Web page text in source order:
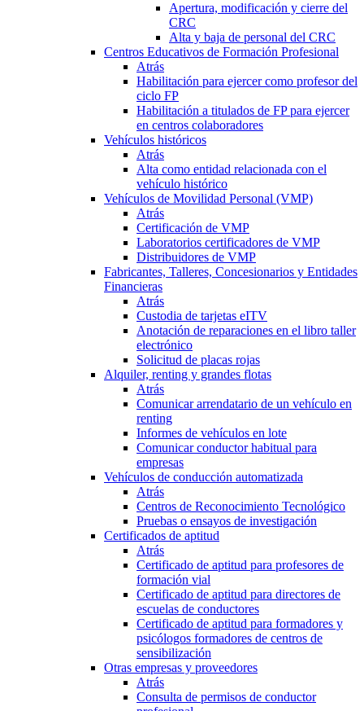
Apertura, modificación y cierre del
CRC
Alta y baja de personal del CRC
Centros Educativos de Formación Profesional
Atrás
Habilitación para ejercer como profesor del
ciclo FP
Habilitación a titulados de FP para ejercer
en centros colaboradores
Vehículos históricos
Atrás
Alta como entidad relacionada con el
vehículo histórico
Vehículos de Movilidad Personal (VMP)
Atrás
Certificación de VMP
Laboratorios certificadores de VMP
Distribuidores de VMP
Fabricantes, Talleres, Concesionarios y Entidades
Financieras
Atrás
Custodia de tarjetas eITV
Anotación de reparaciones en el libro taller
electrónico
Solicitud de placas rojas
Alquiler, renting y grandes flotas
Atrás
Comunicar arrendatario de un vehículo en
renting
Informes de vehículos en lote
Comunicar conductor habitual para
empresas
Vehículos de conducción automatizada
Atrás
Centros de Reconocimiento Tecnológico
Pruebas o ensayos de investigación
Certificados de aptitud
Atrás
Certificado de aptitud para profesores de
formación vial
Certificado de aptitud para directores de
escuelas de conductores
Certificado de aptitud para formadores y
psicólogos formadores de centros de
sensibilización
Otras empresas y proveedores
Atrás
Consulta de permisos de conductor